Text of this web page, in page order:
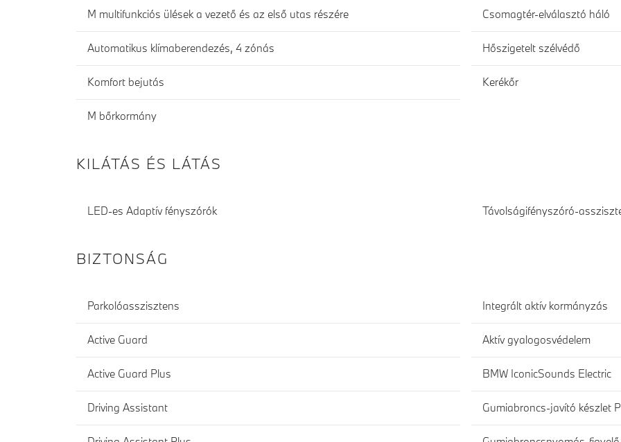
M multifunkciós ülések a vezető és az első utas részére
Automatikus klímaberendezés, 4 zónás
Komfort bejutás
M bőrkormány
Csomagtér-elválasztó háló
Hőszigetelt szélvédő
Kerékőr
KILÁTÁS ÉS LÁTÁS
LED-es Adaptív fényszórók Távolságifényszóró-
BIZTONSÁG
Parkolóasszisztens
Active Guard
Active Guard Plus
Driving Assistant
Integrált aktív kormányzás
Aktív gyalogosvédelem
BMW IconicSounds Electric
Gumiabroncs-javító készlet